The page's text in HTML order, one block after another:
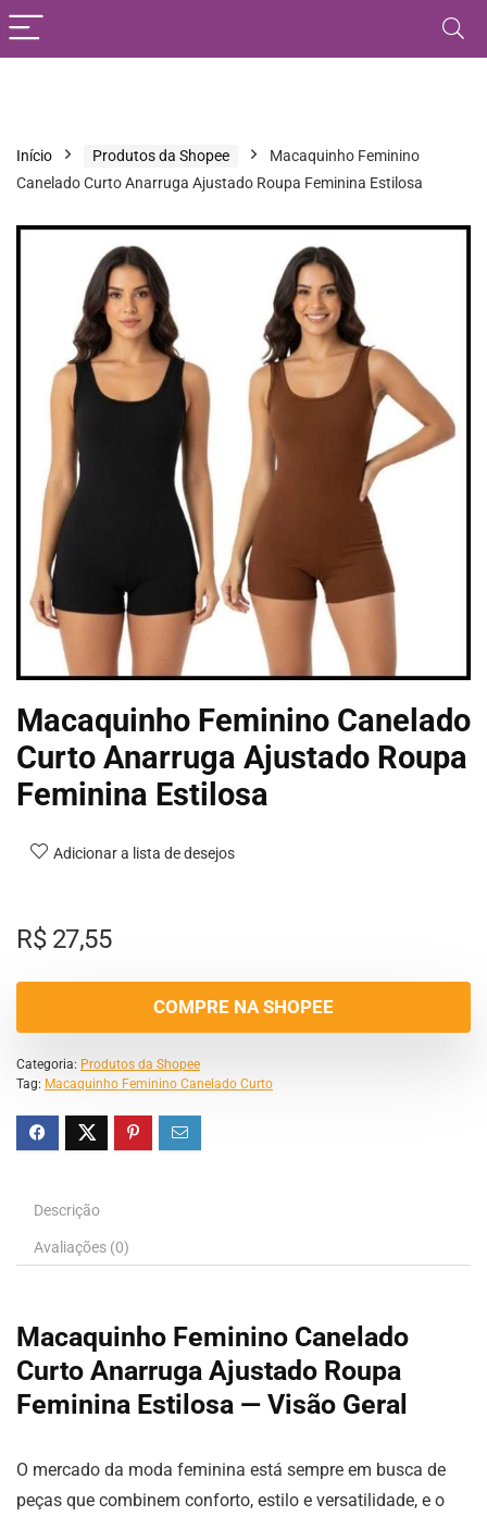
Início Produtos da Shopee
Macaquinho Feminino
Canelado Curto Anarruga Ajustado Roupa Feminina Estilosa
Macaquinho Feminino Canelado
Curto Anarruga Ajustado Roupa
Feminina Estilosa
Adicionar a lista de desejos
R$27,55
COMPRE NA SHOPEE
Categoria: Produtos da Shopee
Tag: Macaquinho Feminino Canelado Curto
Descrição
Avaliações (0)
Macaquinho Feminino Canelado
Curto Anarruga Ajustado Roupa
Feminina Estilosa — Visão Geral
O mercado da moda feminina está sempre em busca de
peças que combinem conforto, estilo e versatilidade, e o